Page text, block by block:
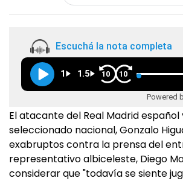
Escuchá la nota completa
1 1.5 10 10
Powered
El atacante del Real Madrid español
seleccionado nacional, Gonzalo
exabruptos contra la prensa del
representativo albiceleste, Diego
considerar que "todavía se siente